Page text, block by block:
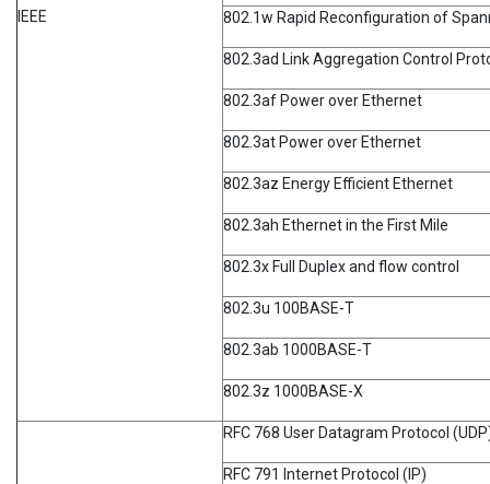
IEEE 802.1w Rapid Reconfiguration of
802.3ad Link Aggregation Control
802.3af Power over Ethernet
802.3at Power over Ethernet
802.3az Energy Efficient Ethernet
802.3ah Ethernet in the First Mile
802.3x Full Duplex and flow control
802.3u 100BASE-T
802.3ab 1000BASE-T
802.3z 1000BASE-X
RFC 768 User Datagram Protocol
RFC 791 Internet Protocol (IP)